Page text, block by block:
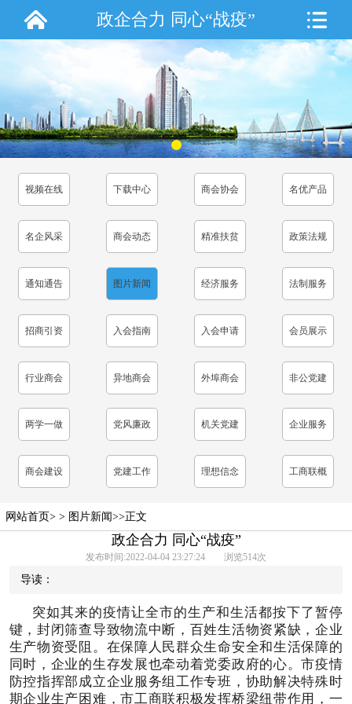
政企合力 同心“战疫”
视频在线 下载中心 商会协会 名优产品
名企风采 商会动态 精准扶贫 政策法规
通知通告 图片新闻 经济服务 法制服务
招商引资 入会指南 入会申请 会员展示
行业商会 异地商会 外埠商会 非公党建
两学一做 党风廉政 机关党建 企业服务
商会建设 党建工作 理想信念 工商联概
网站首页> > 图片新闻>>正文
政企合力 同心“战疫”
发布时间:2022-04-04 23:27:24 浏览514次
导读：
突如其来的疫情让全市的生产和生活都按下了暂停
键，封闭筛查导致物流中断，百姓生活物资紧缺，企业
生产物资受阻。在保障人民群众生命安全和生活保障的
同时，企业的生存发展也牵动着党委政府的心。市疫情
防控指挥部成立企业服务组工作专班，协助解决特殊时
期企业生产困难，市工商联积极发挥桥梁纽带作用，一